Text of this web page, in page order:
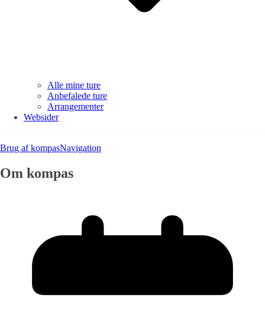
Alle mine ture
Anbefalede ture
Arrangementer
Websider
Brug af kompasNavigation
Om kompas